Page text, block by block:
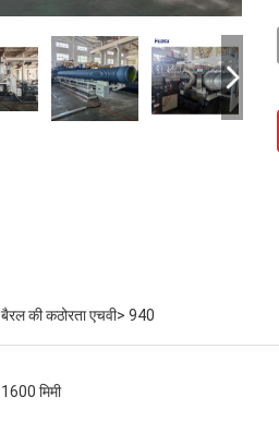
बैरल की कठोरता एचवी> 940
1600 मिमी